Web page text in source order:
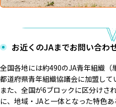
お近くのJAまでお問い合わ
全国各地には約490のJA青年組織（
都道府県青年組織協議会に加盟して
また、全国が6ブロックに区分けさ
に、地域・JAと一体となった特色あ